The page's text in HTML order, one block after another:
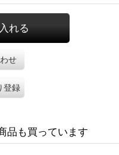
れる
せ
登録
品も買っています